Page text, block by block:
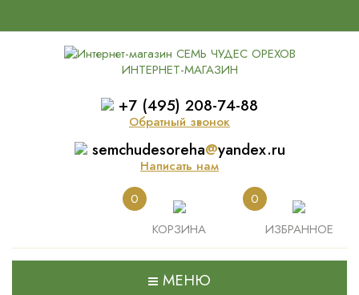
ИНТЕРНЕТ-МАГАЗИН
+7 (495) 208-74-88
Обратный звонок
semchudesoreha@yandex.ru
Написать нам
0
КОРЗИНА
0
ИЗБРАННОЕ
МЕНЮ